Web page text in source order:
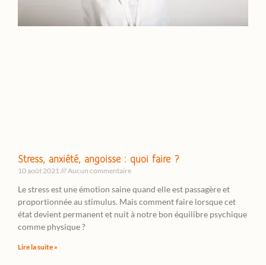
Stress, anxiété, angoisse : quoi faire ?
10 août 2021 Aucun commentaire
Le stress est une émotion saine quand elle est passagère et
proportionnée au stimulus. Mais comment faire lorsque cet
état devient permanent et nuit à notre bon équilibre psychique
comme physique ?
Lire la suite »